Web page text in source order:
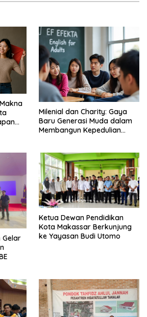
Milenial dan Charity: Gaya
Baru Generasi Muda dalam
Membangun Kepedulian
Gelar
Ketua Dewan Pendidikan
Kota Makassar Berkunjung
ke Yayasan Budi Utomo